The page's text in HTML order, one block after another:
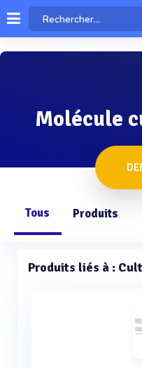
Molécule
Tous Produits
Produits liés à :